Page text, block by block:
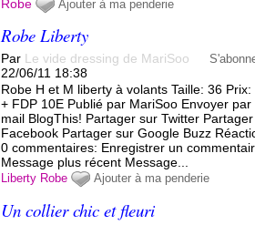
Robe Ajouter à ma penderie
Robe Liberty
Par Le vide dressing de MariSoo
22/06/11 18:38
Robe H et M liberty à volants Taille: 36 Prix:
+ FDP 10E Publié par MariSoo Envoyer par
mail BlogThis! Partager sur Twitter
Facebook Partager sur Google Buzz
0 commentaires: Enregistrer un
Message plus récent Message...
Liberty Robe Ajouter à ma penderie
Un collier chic et fleuri